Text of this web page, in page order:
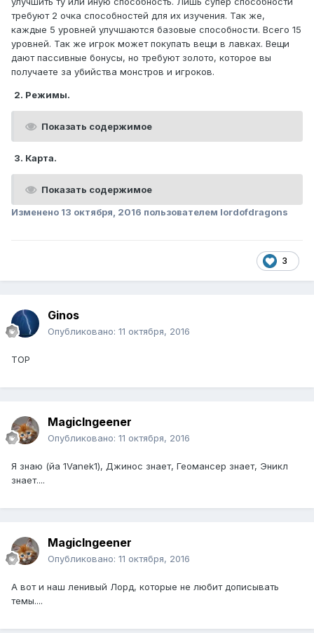
требуют 2 очка способностей для их изучения. Так же,
каждые 5 уровней улучшаются базовые способности. Всего 15
уровней. Так же игрок может покупать вещи в лавках. Вещи
дают пассивные бонусы, но требуют золото, которое вы
получаете за убийства монстров и игроков.
2. Режимы.
Показать содержимое
3. Карта.
Показать содержимое
Изменено 13 октября, 2016 пользователем lordofdragons
3
Ginos
Опубликовано: 11 октября, 2016
TOP
MagicIngeener
Опубликовано: 11 октября, 2016
Я знаю (йа 1Vanek1), Джинос знает, Геомансер знает, Эникл
знает....
MagicIngeener
Опубликовано: 11 октября, 2016
А вот и наш ленивый Лорд, которые не любит дописывать
темы....